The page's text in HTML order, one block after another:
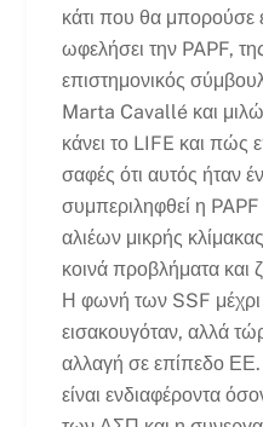
κάτι που θα μπορούσε
ωφελήσει την PAPF,
επιστημονικός
Marta Cavallé και
κάνει το LIFE και πώς
σαφές ότι αυτός ήταν
συμπεριληφθεί η
αλιέων μικρής
κοινά προβλήματα και
Η φωνή των SSF μέχρι
εισακουγόταν, αλλά
αλλαγή σε επίπεδο
είναι ενδιαφέροντα